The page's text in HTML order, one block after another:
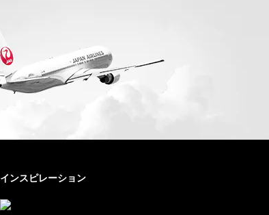
インスピレーション